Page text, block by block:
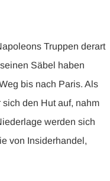
Truppen derart
Säbel haben
bis nach Paris. Als
den Hut auf, nahm
werden sich
von Insiderhandel,